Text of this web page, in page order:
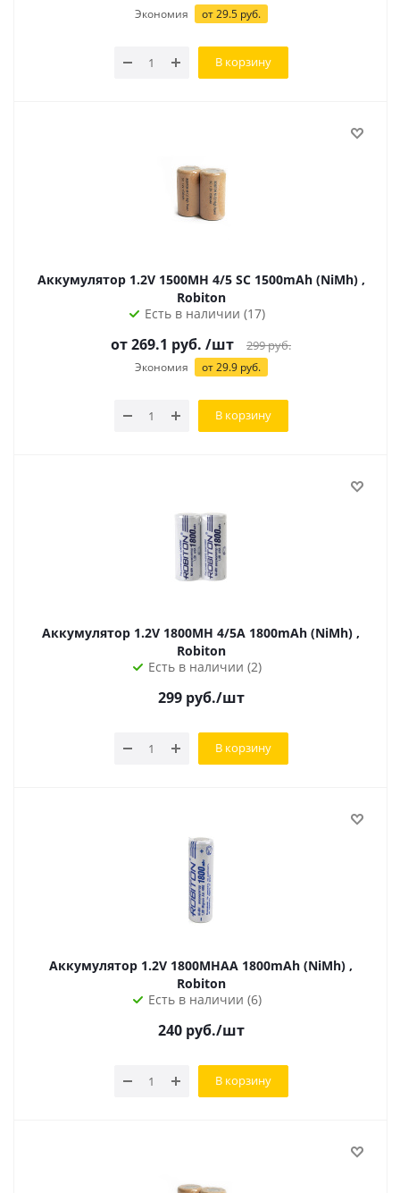
Экономия от 29.5 руб.
В корзину
Аккумулятор 1.2V 1500MH 4/5 SC 1500mAh (NiMh) ,
Robiton
Есть в наличии (17)
от 269.1 руб. /шт 299руб.
Экономия от 29.9 руб.
В корзину
Аккумулятор 1.2V 1800MH 4/5A 1800mAh (NiMh) ,
Robiton
Есть в наличии (2)
299руб./шт
В корзину
Аккумулятор 1.2V 1800MHAA 1800mAh (NiMh) ,
Robiton
Есть в наличии (6)
240руб./шт
В корзину